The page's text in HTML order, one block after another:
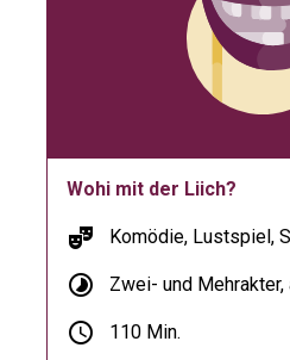
Wohi mit der Liich?
theater_comedy Komödie, Lustspiel,
timelapse Zwei- und
schedule 110 Min.